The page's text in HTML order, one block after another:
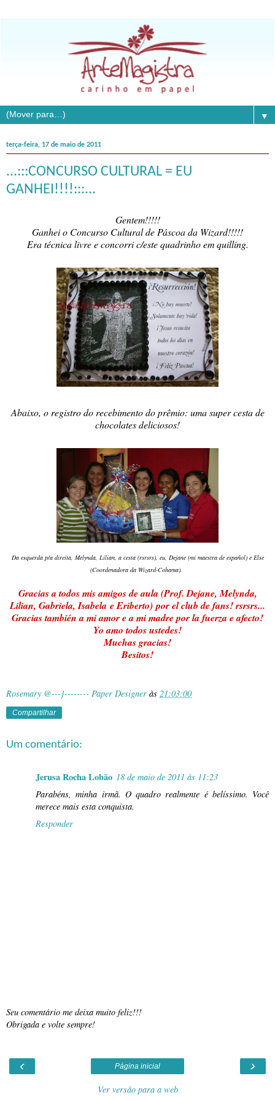
▼
terça-feira, 17 de maio de 2011
...:::CONCURSO CULTURAL = EU
GANHEI!!!!:::...
Gentem!!!!!
Ganhei o Concurso Cultural de Páscoa da Wizard!!!!!
Era técnica livre e concorri c/este quadrinho em quilling.
Abaixo, o registro do recebimento do prêmio: uma super cesta de
chocolates deliciosos!
Da esquerda p/a direita, Melynda, Lilian, a cesta (rsrsrs), eu, Dejane (mi maestra de español) e Else
(Coordenadora da Wizard-Cohama).
Gracias a todos mis amigos de aula (Prof. Dejane, Melynda,
Lilian, Gabriela, Isabela e Eriberto) por el club de fans! rsrsrs...
Gracias también a mi amor e a mi madre por la fuerza e afecto!
Yo amo todos ustedes!
Muchas gracias!
Besitos!
Rosemary @---}-------- Paper Designer às 21:03:00
Compartilhar
Um comentário:
Jerusa Rocha Lobão 18 de maio de 2011 às 11:23
Parabéns, minha irmã. O quadro realmente é belíssimo. Você
merece mais esta conquista.
Responder
Seu comentário me deixa muito feliz!!!
Obrigada e volte sempre!
‹ ›
Página inicial
Ver versão para a web